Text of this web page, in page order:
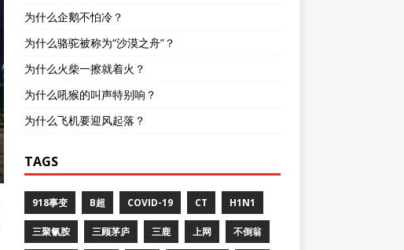
为什么企鹅不怕冷？
为什么骆驼被称为“沙漠之舟”？
为什么火柴一擦就着火？
为什么吼猴的叫声特别响？
为什么飞机要迎风起落？
TAGS
918事变 B超 COVID-19 CT H1N1
三聚氰胺 三顾茅庐 三鹿 上网 不倒翁